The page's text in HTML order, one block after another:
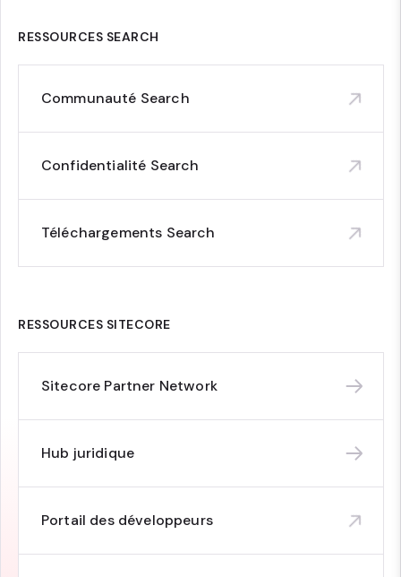
RESSOURCES SEARCH
Communauté Search
Confidentialité Search
Téléchargements Search
RESSOURCES SITECORE
Sitecore Partner Network
Hub juridique
Portail des développeurs